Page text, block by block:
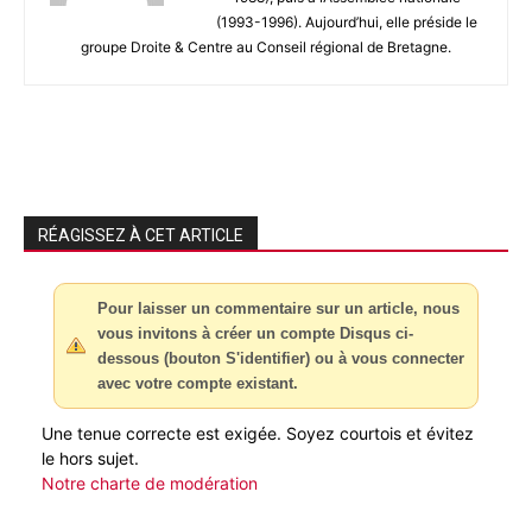
(1993-1996). Aujourd’hui, elle préside le
groupe Droite & Centre au Conseil régional de Bretagne.
RÉAGISSEZ À CET ARTICLE
Pour laisser un commentaire sur un article, nous
vous invitons à créer un compte Disqus ci-
dessous (bouton S'identifier) ou à vous connecter
avec votre compte existant.
Une tenue correcte est exigée. Soyez courtois et évitez
le hors sujet.
Notre charte de modération